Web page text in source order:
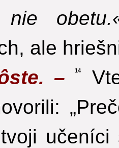
ale
–
14
učeníci